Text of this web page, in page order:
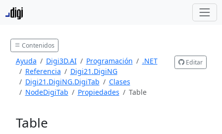
Contenidos
Ayuda Digi3D.AI Programación
.NET
Referencia
Digi21.DigiNG
Digi21.DigiNG.DigiTab
Clases
NodeDigiTab
Propiedades Table
Editar
Table